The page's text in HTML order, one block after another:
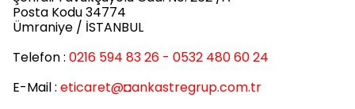
Posta Kodu 34774
Ümraniye / İSTANBUL
Telefon : 0216 594 83 26 - 0532 480 60 24
E-Mail : eticaret@◘ankastregrup.com.tr